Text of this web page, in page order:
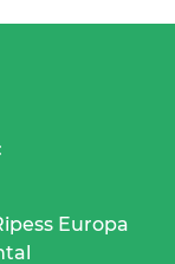
Europa